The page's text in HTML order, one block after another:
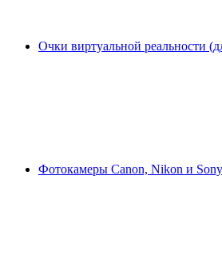
Очки виртуальной реальности
Фотокамеры Canon, Nikon и